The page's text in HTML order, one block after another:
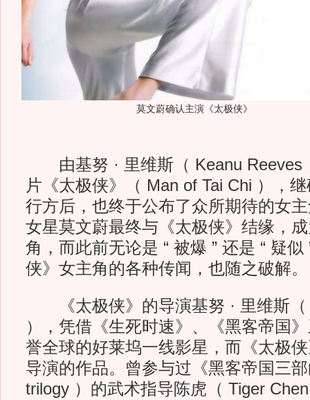
莫文蔚确认主演《太极侠》
由基努 · 里维斯（ Keanu Reeves
片《太极侠》（ Man of Tai Chi ），
行方后，也终于公布了众所期待的女
女星莫文蔚最终与《太极侠》结缘，
角，而此前无论是 “ 被爆 ” 还是 “ 疑
侠》女主角的各种传闻，也随之破解。
《太极侠》的导演基努 · 里维斯（
），凭借《生死时速》、《黑客帝国
誉全球的好莱坞一线影星，而《太极
导演的作品。曾参与过《黑客帝国三
trilogy ）的武术指导陈虎（ Tiger